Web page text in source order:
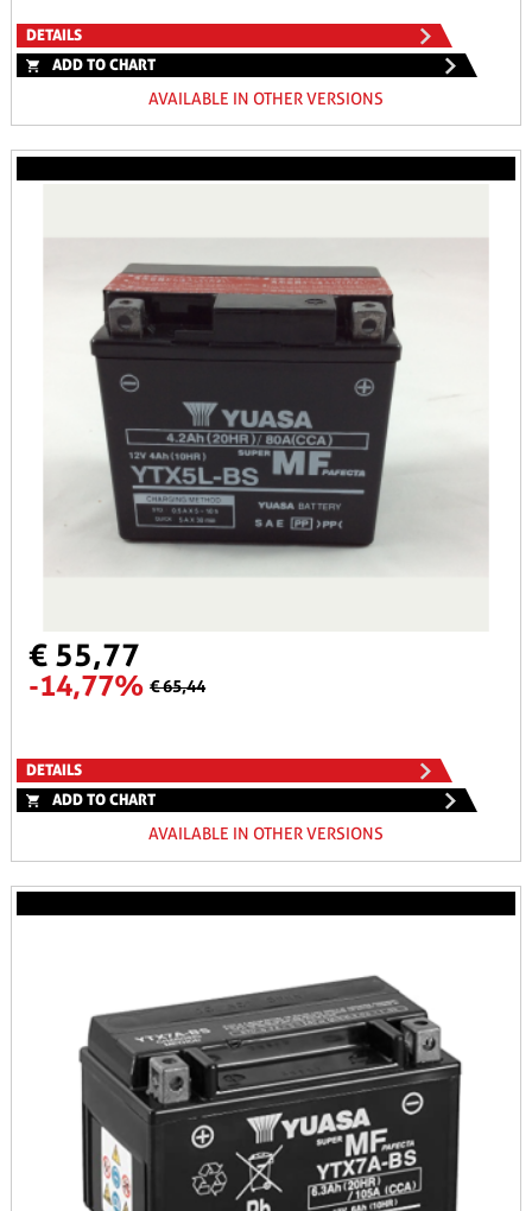
DETAILS
ADD TO CHART
AVAILABLE IN OTHER VERSIONS
€ 55,77
-14,77% € 65,44
DETAILS
ADD TO CHART
AVAILABLE IN OTHER VERSIONS